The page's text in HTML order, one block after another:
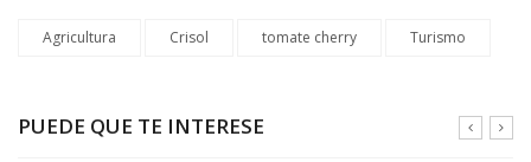
Agricultura Crisol tomate cherry Turismo
PUEDE QUE TE INTERESE